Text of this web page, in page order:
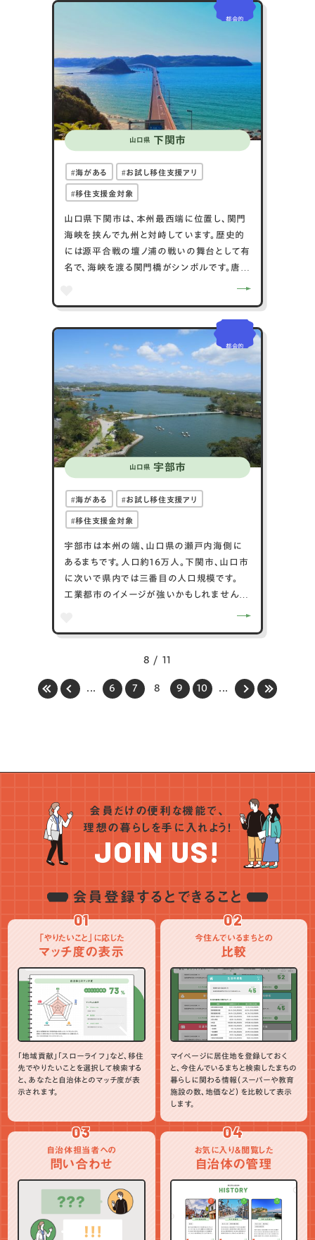
で、彼を祀る和気神社があります。温泉施設も
多く、リフレッシュの場として人気です。地元の
す。交通アクセスも便利で、JR山陽本線の和
気駅が中心となり、岡山市からのアクセスが
良好です。
山口県 下関市
都会的
海がある お試し移住支援アリ
移住支援金対象
山口県下関市は、本州最西端に位置し、関門
海峡を挟んで九州と対峙しています。歴史的
には源平合戦の壇ノ浦の戦いの舞台として有
名で、海峡を渡る関門橋がシンボルです。唐戸
ルなど観光スポットも多いです。ふぐ料理が名
物で、ふぐ刺しやふぐちりなどを楽しめます。自
然景観や歴史的背景、グルメが魅力の下関市
は多彩な体験ができる場所です。
山口県 宇部市
都会的
海がある お試し移住支援アリ
移住支援金対象
宇部市は本州の端、山口県の瀬戸内海側に
あるまちです。人口約16万人。下関市、山口市
に次いで県内では三番目の人口規模です。
工業都市のイメージが強いかもしれません
や湖の見える里で自然に寄り添う田舎暮らし
毎日の暮らしはもちろんですが、ショッピング
「ちょうどいい」まちなんです。
8 / 11
... 6 7 8 9 10 ...
会員だけの便利な機能で、
理想の暮らしを手に入れよう！
JOIN US!
会員登録するとできること
01
「やりたいこと」に応じた
マッチ度の表示
「地域貢献」「スローライフ」など、移住
先でやりたいことを選択して検索する
と、あなたと自治体とのマッチ度が表
示されます。
02
今住んでいるまちとの
比較
マイページに居住地を登録しておく
と、今住んでいるまちと検索したまちの
暮らしに関わる情報（スーパーや教育
施設の数、地価など）を比較して表示
します。
03
自治体担当者への
問い合わせ
04
お気に入り＆閲覧した
自治体の管理